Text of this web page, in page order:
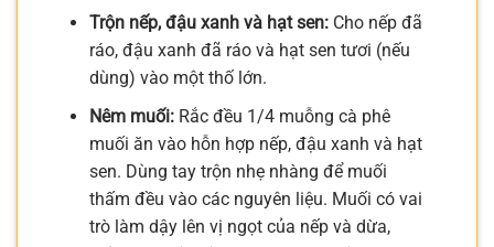
Trộn nếp, đậu xanh và hạt sen:Cho nếp đã
ráo, đậu xanh đã ráo và hạt sen tươi (nếu
dùng) vào một thố lớn.
Nêm muối:Rắc đều 1/4 muỗng cà phê
muối ăn vào hỗn hợp nếp, đậu xanh và hạt
sen. Dùng tay trộn nhẹ nhàng để muối
thấm đều vào các nguyên liệu. Muối có vai
trò làm dậy lên vị ngọt của nếp và dừa,